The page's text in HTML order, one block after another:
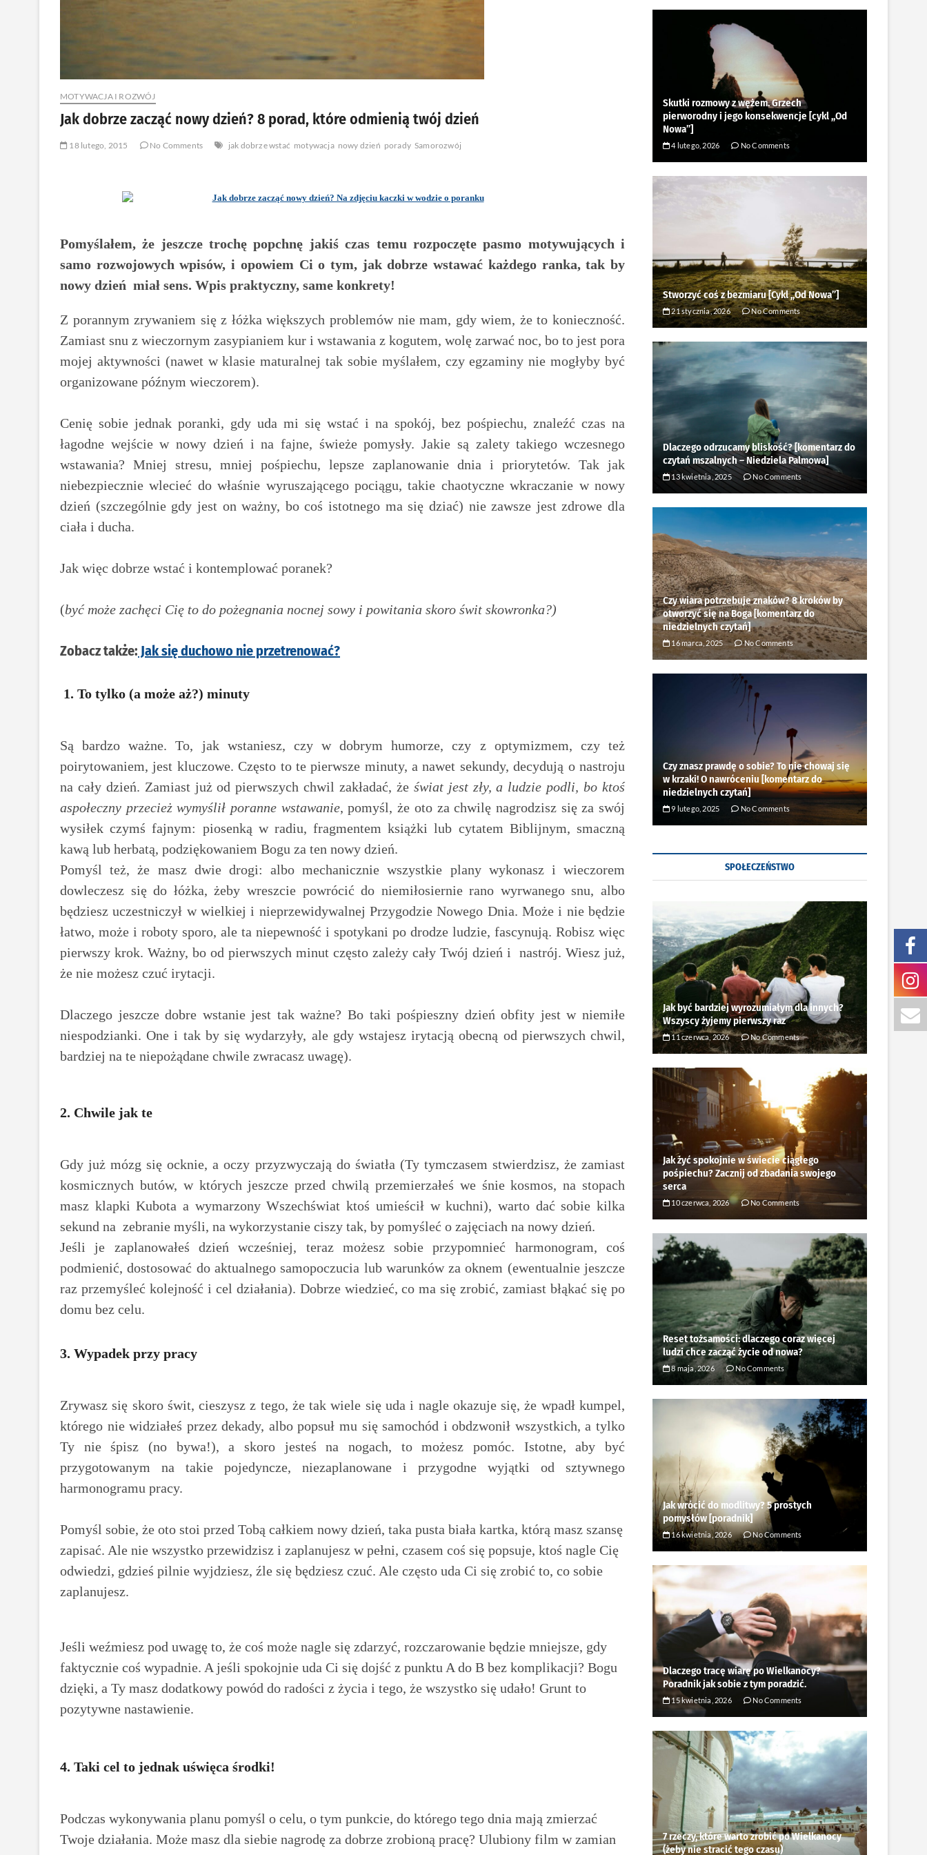
MOTYWACJA I ROZWÓJ
Jak dobrze zacząć nowy dzień? 8 porad, które odmienią twój dzień
18 lutego, 2015 No Comments jak dobrze wstać motywacja nowy dzień porady Samorozwój
Pomyślałem, że jeszcze trochę popchnę jakiś czas temu rozpoczęte pasmo motywujących i
samo rozwojowych wpisów, i opowiem Ci o tym, jak dobrze wstawać każdego ranka, tak by
nowy dzień miał sens. Wpis praktyczny, same konkrety!
Z porannym zrywaniem się z łóżka większych problemów nie mam, gdy wiem, że to konieczność.
Zamiast snu z wieczornym zasypianiem kur i wstawania z kogutem, wolę zarwać noc, bo to jest pora
mojej aktywności (nawet w klasie maturalnej tak sobie myślałem, czy egzaminy nie mogłyby być
organizowane późnym wieczorem).
Cenię sobie jednak poranki, gdy uda mi się wstać i na spokój, bez pośpiechu, znaleźć czas na
łagodne wejście w nowy dzień i na fajne, świeże pomysły. Jakie są zalety takiego wczesnego
wstawania? Mniej stresu, mniej pośpiechu, lepsze zaplanowanie dnia i priorytetów. Tak jak
niebezpiecznie wlecieć do właśnie wyruszającego pociągu, takie chaotyczne wkraczanie w nowy
dzień (szczególnie gdy jest on ważny, bo coś istotnego ma się dziać) nie zawsze jest zdrowe dla
ciała i ducha.
Jak więc dobrze wstać i kontemplować poranek?
(być może zachęci Cię to do pożegnania nocnej sowy i powitania skoro świt skowronka?)
Zobacz także: Jak się duchowo nie przetrenować?
1. To tylko (a może aż?) minuty
Są bardzo ważne. To, jak wstaniesz, czy w dobrym humorze, czy z optymizmem, czy też
poirytowaniem, jest kluczowe. Często to te pierwsze minuty, a nawet sekundy, decydują o nastroju
na cały dzień. Zamiast już od pierwszych chwil zakładać, że świat jest zły, a ludzie podli, bo ktoś
aspołeczny przecież wymyślił poranne wstawanie, pomyśl, że oto za chwilę nagrodzisz się za swój
wysiłek czymś fajnym: piosenką w radiu, fragmentem książki lub cytatem Biblijnym, smaczną
kawą lub herbatą, podziękowaniem Bogu za ten nowy dzień.
Pomyśl też, że masz dwie drogi: albo mechanicznie wszystkie plany wykonasz i wieczorem
dowleczesz się do łóżka, żeby wreszcie powrócić do niemiłosiernie rano wyrwanego snu, albo
będziesz uczestniczył w wielkiej i nieprzewidywalnej Przygodzie Nowego Dnia. Może i nie będzie
łatwo, może i roboty sporo, ale ta niepewność i spotykani po drodze ludzie, fascynują. Robisz więc
pierwszy krok. Ważny, bo od pierwszych minut często zależy cały Twój dzień i nastrój. Wiesz już,
że nie możesz czuć irytacji.
Dlaczego jeszcze dobre wstanie jest tak ważne? Bo taki pośpieszny dzień obfity jest w niemiłe
niespodzianki. One i tak by się wydarzyły, ale gdy wstajesz irytacją obecną od pierwszych chwil,
bardziej na te niepożądane chwile zwracasz uwagę).
2. Chwile jak te
Gdy już mózg się ocknie, a oczy przyzwyczają do światła (Ty tymczasem stwierdzisz, że zamiast
kosmicznych butów, w których jeszcze przed chwilą przemierzałeś we śnie kosmos, na stopach
masz klapki Kubota a wymarzony Wszechświat ktoś umieścił w kuchni), warto dać sobie kilka
sekund na zebranie myśli, na wykorzystanie ciszy tak, by pomyśleć o zajęciach na nowy dzień.
Jeśli je zaplanowałeś dzień wcześniej, teraz możesz sobie przypomnieć harmonogram, coś
podmienić, dostosować do aktualnego samopoczucia lub warunków za oknem (ewentualnie jeszcze
raz przemyśleć kolejność i cel działania). Dobrze wiedzieć, co ma się zrobić, zamiast błąkać się po
domu bez celu.
3. Wypadek przy pracy
Zrywasz się skoro świt, cieszysz z tego, że tak wiele się uda i nagle okazuje się, że wpadł kumpel,
którego nie widziałeś przez dekady, albo popsuł mu się samochód i obdzwonił wszystkich, a tylko
Ty nie śpisz (no bywa!), a skoro jesteś na nogach, to możesz pomóc. Istotne, aby być
przygotowanym na takie pojedyncze, niezaplanowane i przygodne wyjątki od sztywnego
harmonogramu pracy.
Pomyśl sobie, że oto stoi przed Tobą całkiem nowy dzień, taka pusta biała kartka, którą masz szansę
zapisać. Ale nie wszystko przewidzisz i zaplanujesz w pełni, czasem coś się popsuje, ktoś nagle Cię
odwiedzi, gdzieś pilnie wyjdziesz, źle się będziesz czuć. Ale często uda Ci się zrobić to, co sobie
zaplanujesz.
Jeśli weźmiesz pod uwagę to, że coś może nagle się zdarzyć, rozczarowanie będzie mniejsze, gdy
faktycznie coś wypadnie. A jeśli spokojnie uda Ci się dojść z punktu A do B bez komplikacji? Bogu
dzięki, a Ty masz dodatkowy powód do radości z życia i tego, że wszystko się udało! Grunt to
pozytywne nastawienie.
4. Taki cel to jednak uświęca środki!
Podczas wykonywania planu pomyśl o celu, o tym punkcie, do którego tego dnia mają zmierzać
Twoje działania. Może masz dla siebie nagrodę za dobrze zrobioną pracę? Ulubiony film w zamian
Skutki rozmowy z wężem. Grzech
pierworodny i jego konsekwencje [cykl ,,Od
Nowa”]
4 lutego, 2026 No Comments
Stworzyć coś z bezmiaru [Cykl ,,Od Nowa”]
21 stycznia, 2026 No Comments
Dlaczego odrzucamy bliskość? [komentarz do
czytań mszalnych – Niedziela Palmowa]
13 kwietnia, 2025 No Comments
Czy wiara potrzebuje znaków? 8 kroków by
otworzyć się na Boga [komentarz do
niedzielnych czytań]
16 marca, 2025 No Comments
Czy znasz prawdę o sobie? To nie chowaj się
w krzaki! O nawróceniu [komentarz do
niedzielnych czytań]
9 lutego, 2025 No Comments
SPOŁECZEŃSTWO
Jak być bardziej wyrozumiałym dla innych?
Wszyscy żyjemy pierwszy raz
11 czerwca, 2026 No Comments
Jak żyć spokojnie w świecie ciągłego
pośpiechu? Zacznij od zbadania swojego
serca
10 czerwca, 2026 No Comments
Reset tożsamości: dlaczego coraz więcej
ludzi chce zacząć życie od nowa?
8 maja, 2026 No Comments
Jak wrócić do modlitwy? 5 prostych
pomysłów [poradnik]
16 kwietnia, 2026 No Comments
Dlaczego tracę wiarę po Wielkanocy?
Poradnik jak sobie z tym poradzić.
15 kwietnia, 2026 No Comments
7 rzeczy, które warto zrobić po Wielkanocy
(żeby nie stracić tego czasu)